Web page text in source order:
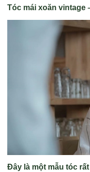
Tóc mái xoăn vintage
Đây là một mẫu tóc